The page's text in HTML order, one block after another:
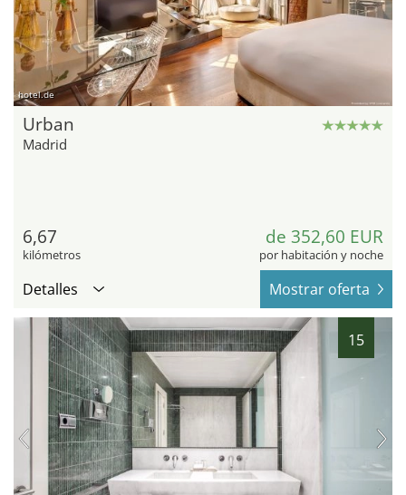
hotel.de
Urban
Madrid
6,67
kilómetros
de 352,60 EUR
por habitación y noche
Detalles Mostrar oferta
15